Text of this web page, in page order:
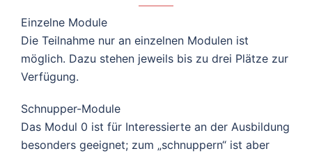
Einzelne Module
Die Teilnahme nur an einzelnen Modulen ist
möglich. Dazu stehen jeweils bis zu drei Plätze zur
Verfügung.
Schnupper-Module
Das Modul 0 ist für Interessierte an der Ausbildung
besonders geeignet; zum „schnuppern“ ist aber